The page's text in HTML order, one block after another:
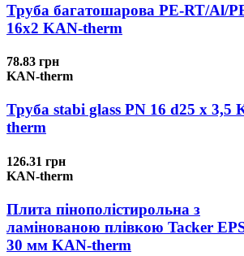
Труба багатошарова PE-RT/Al/
16x2 KAN-therm
78.83 грн
KAN-therm
Труба stabi glass PN 16 d25 х 3,5
therm
126.31 грн
KAN-therm
Плита пінополістирольна з
ламінованою плівкою Tacker
30 мм KAN-therm